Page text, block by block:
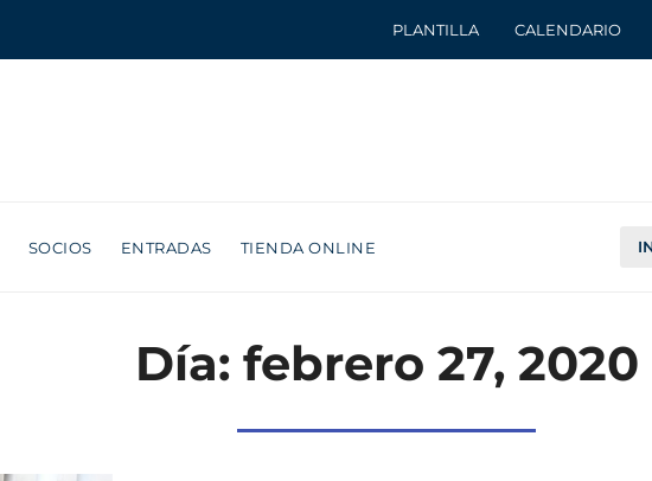
PLANTILLA CALENDARIO
SOCIOS ENTRADAS TIENDA ONLINE
Día: febrero 27, 2020